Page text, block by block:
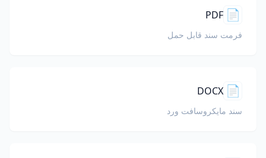
📄
PDF
فرمت سند قابل حمل
📄
DOCX
سند مایکروسافت ورد